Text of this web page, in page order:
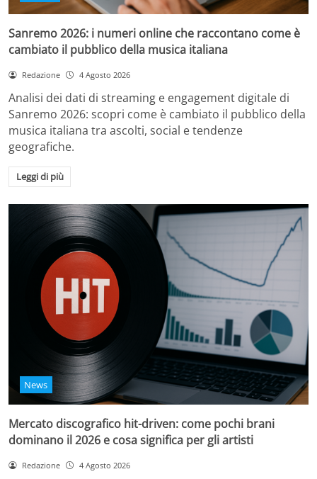
Sanremo 2026: i numeri online che raccontano come è
cambiato il pubblico della musica italiana
Redazione 4 Agosto 2026
Analisi dei dati di streaming e engagement digitale di
Sanremo 2026: scopri come è cambiato il pubblico della
musica italiana tra ascolti, social e tendenze
geografiche.
Leggi di più
News
Mercato discografico hit-driven: come pochi brani
dominano il 2026 e cosa significa per gli artisti
Redazione 4 Agosto 2026